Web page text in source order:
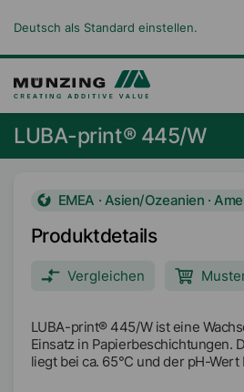
Deutsch als Standard einstellen.
LUBA-print® 445/W
EMEA · Asien/Ozeanien ·
Produktdetails
Vergleichen
LUBA-print® 445/W ist eine
Einsatz in Papierbeschichtungen.
liegt bei ca. 65°C und der pH-Wert